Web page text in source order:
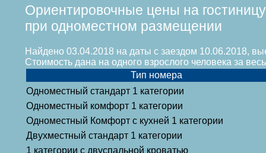
Ориентировочные цены на гостиницу
при одноместном размещении
Найдено 03.04.2018 на даты с заездом 10.06.2018,
Стоимость дана на одного взрослого человека за
Тип номера
Одноместный стандарт 1 категории
Одноместный комфорт 1 категории
Одноместный Комфорт с кухней 1 категории
Двухместный стандарт 1 категории
1 категории с двуспальной кроватью